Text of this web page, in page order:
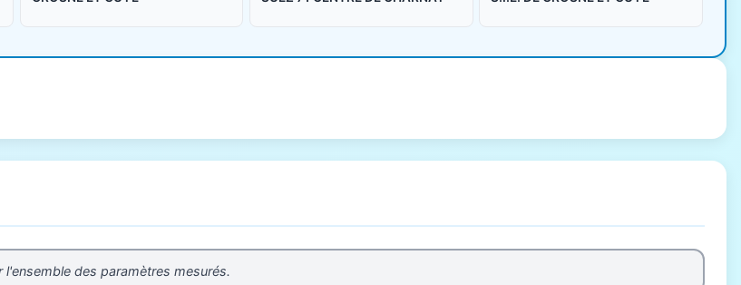
des paramètres mesurés.